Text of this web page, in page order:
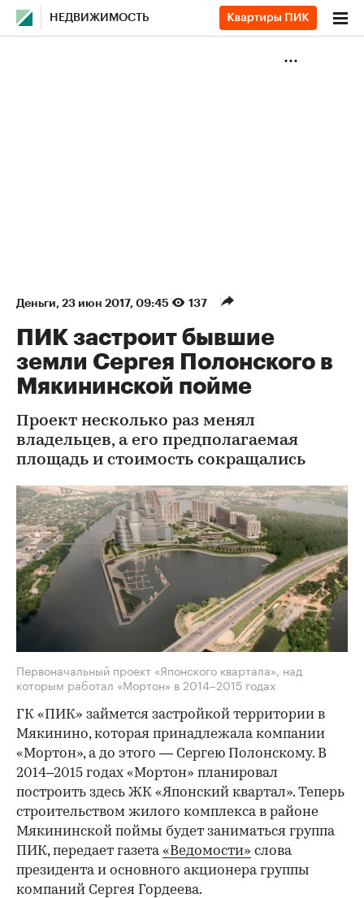
НЕДВИЖИМОСТЬ
Деньги⁠, 23 июн 2017, 09:45 137
ПИК застроит бывшие
земли Сергея Полонского в
Мякининской пойме
Проект несколько раз менял
владельцев, а его предполагаемая
площадь и стоимость сокращались
Первоначальный проект «Японского квартала», над
которым работал «Мортон» в 2014–2015 годах
ГК «ПИК» займется застройкой территории в
Мякинино, которая принадлежала компании
«Мортон», а до этого — Сергею Полонскому. В
2014–2015 годах «Мортон» планировал
построить здесь ЖК «Японский квартал». Теперь
строительством жилого комплекса в районе
Мякининской поймы будет заниматься группа
ПИК, передает газета«Ведомости» слова
президента и основного акционера группы
компаний Сергея Гордеева.